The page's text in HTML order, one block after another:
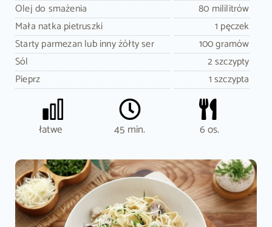
Olej do smażenia
80 mililitrów
Mała natka pietruszki
1 pęczek
Starty parmezan lub inny żółty ser
100 gramów
Sól
2 szczypty
Pieprz
1 szczypta
łatwe 45 min. 6 os.